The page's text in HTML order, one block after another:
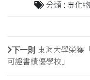
分類 : 毒化
下一則 東海大學榮獲
可證書績優學校」